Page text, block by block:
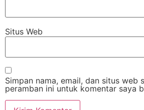
Situs Web
Simpan nama, email, dan situs web
peramban ini untuk komentar saya